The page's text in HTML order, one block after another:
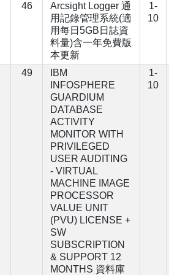
46
Arcsight Logger 通
用記錄管理系統(適
用每日5GB日誌資
料量)含一年免費版
本更新
1-
10
49
IBM
INFOSPHERE
GUARDIUM
DATABASE
ACTIVITY
MONITOR WITH
PRIVILEGED
USER AUDITING
- VIRTUAL
MACHINE IMAGE
PROCESSOR
VALUE UNIT
(PVU) LICENSE +
SW
SUBSCRIPTION
& SUPPORT 12
MONTHS 資料庫
1-
10